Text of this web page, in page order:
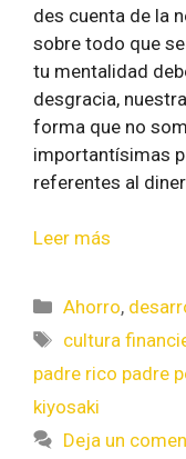
des cuenta de la
sobre todo que
tu mentalidad
desgracia,
forma que no
importantísimas
referentes al
Leer más
Ahorro,
cultura
padre rico padre
kiyosaki
Deja un